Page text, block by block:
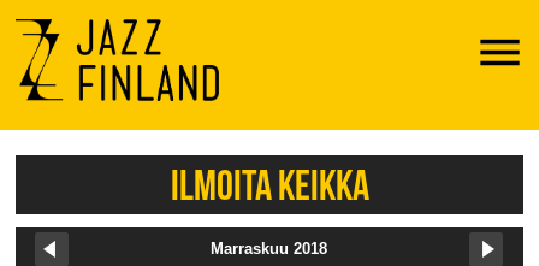
Menu
ILMOITA KEIKKA
Marraskuu 2018